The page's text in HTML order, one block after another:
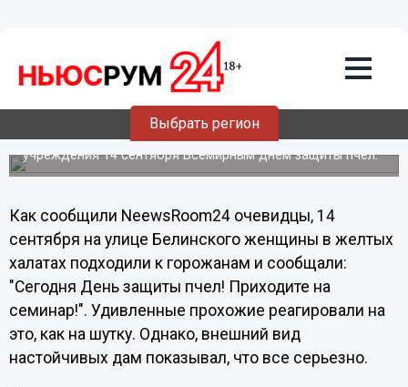
Выбрать регион
День защиты пчел прошел
неофициально, но нижегородцам об
этом настойчиво напомнили
С 2000-го года защитники пчел не могут добиться
учреждения 14 сентября Всемирным днем защиты пчел.
Как сообщили NeewsRoom24 очевидцы, 14
сентября на улице Белинского женщины в желтых
халатах подходили к горожанам и сообщали:
"Сегодня День защиты пчел! Приходите на
семинар!". Удивленные прохожие реагировали на
это, как на шутку. Однако, внешний вид
настойчивых дам показывал, что все серьезно.